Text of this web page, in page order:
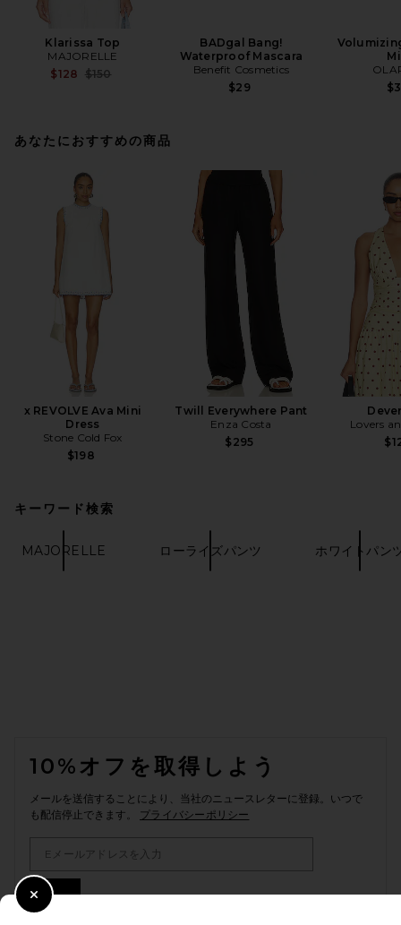
Klarissa Top
MAJORELLE
$128 Previous price:
$150
BADgal Bang!
Waterproof Mascara
Benefit Cosmetics
$29
あなたにおすすめの商品
x REVOLVE Ava Mini
Dress
Stone Cold Fox
$198
Twill Everywhere Pant
Enza Costa
$295
Lovers
キーワード検索
MAJORELLE ローライズパンツ ホワイトパン
10%オフを取得しよう
メールを送信することにより、当社のニュースレターに登録。いつで
も配信停止できます。 プライバシーポリシー
Sign Up
Close Modal